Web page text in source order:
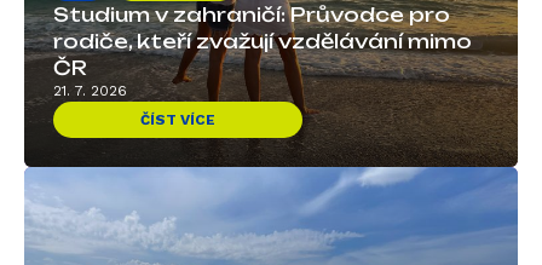
Studium v zahraničí: Průvodce pro
rodiče, kteří zvažují vzdělávání mimo
ČR
21. 7. 2026
ČÍST VÍCE